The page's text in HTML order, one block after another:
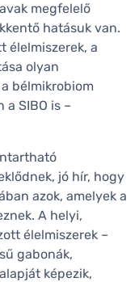
megfelelő
hatásuk van.
élelmiszerek, a
olyan
bélmikrobiom
SIBO is –
jó hír, hogy
azok, amelyek a
A helyi,
élelmiszerek –
gabonák,
képezik,